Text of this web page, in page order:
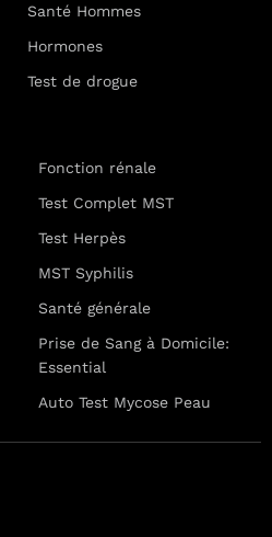
Santé Hommes
Hormones
Test de drogue
Fonction rénale
Test Complet MST
Test Herpès
MST Syphilis
Santé générale
Prise de Sang à Domicile:
Essential
Auto Test Mycose Peau